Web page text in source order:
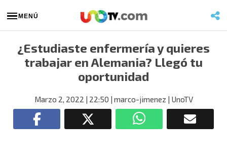
MENÚ
¿Estudiaste enfermería y quieres
trabajar en Alemania? Llegó tu
oportunidad
Marzo 2, 2022 | 22:50 | marco-jimenez | UnoTV